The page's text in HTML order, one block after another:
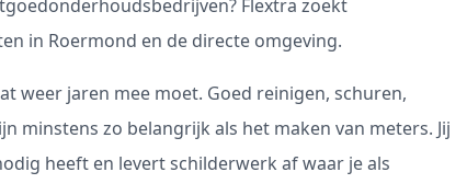
Flextra zoekt
in Roermond en de directe omgeving.
weer jaren mee moet. Goed reinigen, schuren,
minstens zo belangrijk als het maken van meters. Jij
heeft en levert schilderwerk af waar je als